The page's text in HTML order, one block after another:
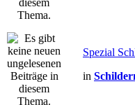
Spezial
in